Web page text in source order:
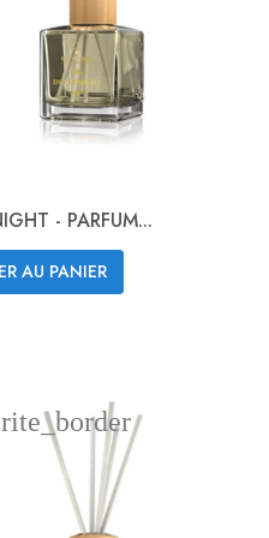
 Aperçu rapide
- PARFUM...
AU PANIER